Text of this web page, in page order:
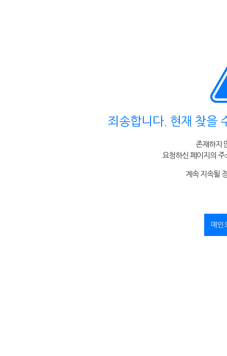
죄송합니다. 현재 찾을
존재하지
요청하신 페이지의 주
계속 지속될
메인